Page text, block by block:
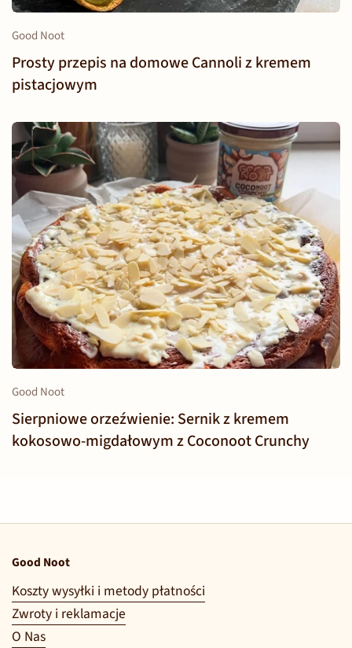
Good Noot
Prosty przepis na domowe Cannoli z kremem
pistacjowym
Good Noot
Sierpniowe orzeźwienie: Sernik z kremem
kokosowo-migdałowym z Coconoot Crunchy
Good Noot
Koszty wysyłki i metody płatności
Zwroty i reklamacje
O Nas